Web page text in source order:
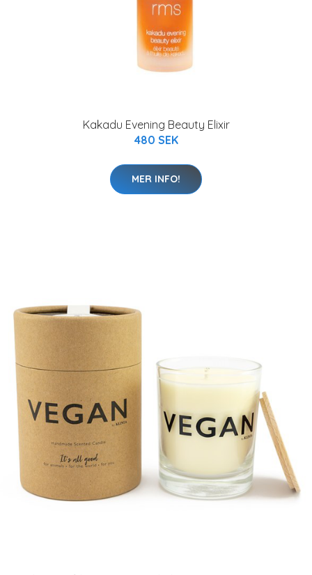
Kakadu Evening Beauty Elixir
480 SEK
MER INFO!